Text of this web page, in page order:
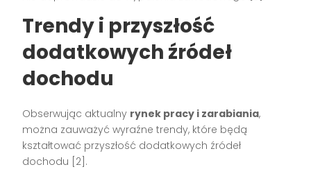
Trendy i przyszłość
dodatkowych źródeł
dochodu
Obserwując aktualny rynek pracy i zarabiania,
można zauważyć wyraźne trendy, które będą
kształtować przyszłość dodatkowych źródeł
dochodu [2].